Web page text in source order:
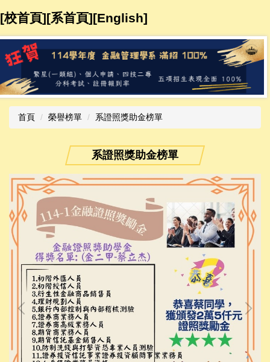
到
內
區
[校首頁][系首頁][English]​​​​
首頁 榮譽榜單 系證照獎助金榜單
系證照獎助金榜單